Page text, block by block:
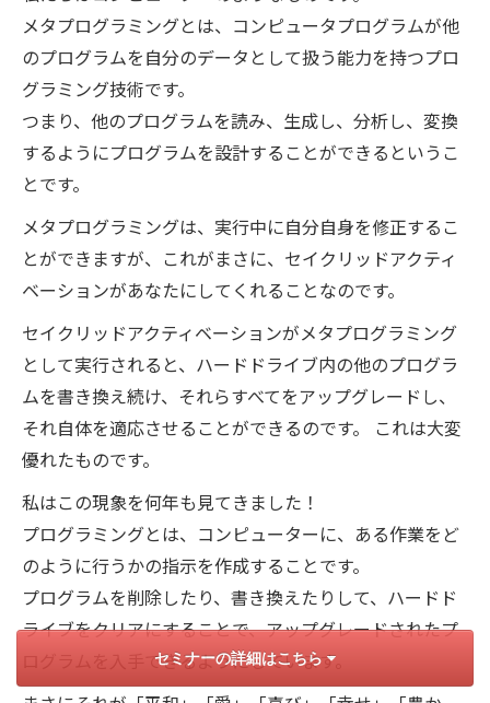
メタプログラミングとは、コンピュータプログラムが他
のプログラムを自分のデータとして扱う能力を持つプロ
グラミング技術です。
つまり、他のプログラムを読み、生成し、分析し、変換
するようにプログラムを設計することができるというこ
とです。
メタプログラミングは、実行中に自分自身を修正するこ
とができますが、これがまさに、セイクリッドアクティ
ベーションがあなたにしてくれることなのです。
セイクリッドアクティベーションがメタプログラミング
として実行されると、ハードドライブ内の他のプログラ
ムを書き換え続け、それらすべてをアップグレードし、
それ自体を適応させることができるのです。 これは大変
優れたものです。
私はこの現象を何年も見てきました！
プログラミングとは、コンピューターに、ある作業をど
のように行うかの指示を作成することです。
プログラムを削除したり、書き換えたりして、ハードド
ライブをクリアにすることで、アップグレードされたプ
ログラムを入手できるようにしています。
セミナーの詳細はこちら